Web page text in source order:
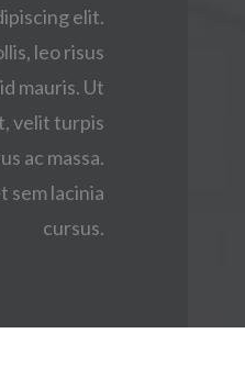
elit.
leo risus
mauris. Ut
velit turpis
ac massa.
sem lacinia
cursus.